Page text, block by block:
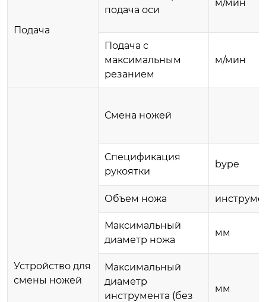
Подача
подача оси
м/мин
Подача с
максимальным
резанием
м/мин
Устройство для
смены ножей
Смена ножей
Спецификация
рукоятки
bype
Объем ножа
Максимальный
диаметр ножа
мм
Максимальный
диаметр
инструмента (без
мм